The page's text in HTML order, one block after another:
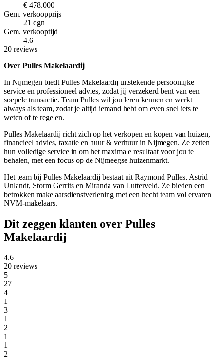
€ 478.000
Gem. verkoopprijs
21 dgn
Gem. verkooptijd
4.6
20 reviews
Over Pulles Makelaardij
In Nijmegen biedt Pulles Makelaardij uitstekende persoonlijke
service en professioneel advies, zodat jij verzekerd bent van een
soepele transactie. Team Pulles wil jou leren kennen en werkt
always als team, zodat je altijd iemand hebt om even snel iets te
weten of te regelen.
Pulles Makelaardij richt zich op het verkopen en kopen van huizen,
financieel advies, taxatie en huur & verhuur in Nijmegen. Ze zetten
hun volledige service in om het maximale resultaat voor jou te
behalen, met een focus op de Nijmeegse huizenmarkt.
Het team bij Pulles Makelaardij bestaat uit Raymond Pulles, Astrid
Unlandt, Storm Gerrits en Miranda van Lutterveld. Ze bieden een
betrokken makelaarsdienstverlening met een hecht team vol ervaren
NVM-makelaars.
Dit zeggen klanten over Pulles
Makelaardij
4.6
20 reviews
5
27
4
1
3
1
2
1
1
2